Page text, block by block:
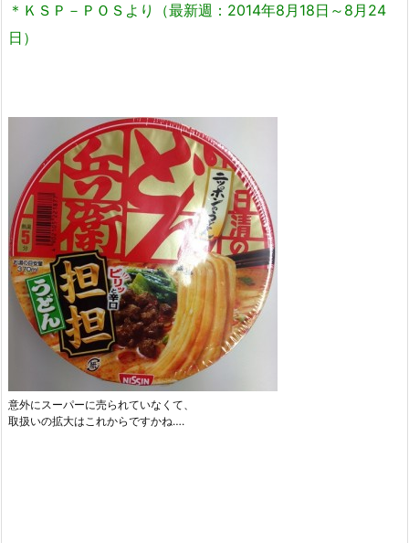
＊ＫＳＰ－ＰＯＳより（最新週：2014年8月18日～8月24
日）
意外にスーパーに売られていなくて、
取扱いの拡大はこれからですかね….